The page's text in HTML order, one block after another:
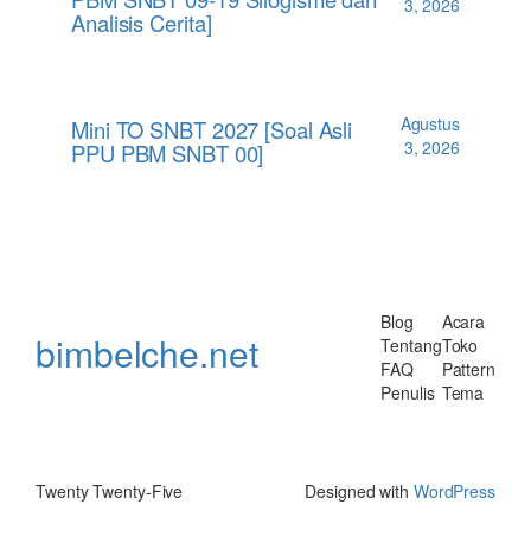
Analisis Cerita]
3, 2026
Mini TO SNBT 2027 [Soal Asli
PPU PBM SNBT 00]
Agustus
3, 2026
bimbelche.net
Blog
Tentang
FAQ
Penulis
Acara
Toko
Pattern
Tema
Twenty Twenty-Five Designed with WordPress